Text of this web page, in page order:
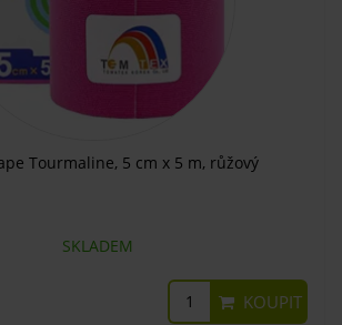
Tourmaline, 5 cm x 5 m, růžový
SKLADEM
KOUPIT